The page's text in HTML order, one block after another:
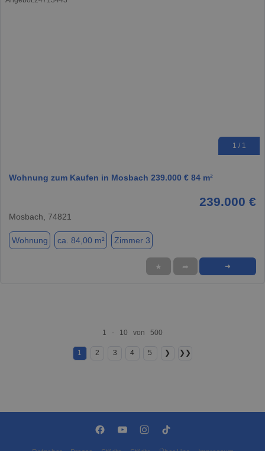
1 / 1
Wohnung zum Kaufen in Mosbach 239.000 € 84 m²
239.000 €
Mosbach, 74821
Wohnung ca. 84,00 m² Zimmer 3
★ ➦ ➜
1 - 10 von 500
1 2 3 4 5 ❯ ❯❯